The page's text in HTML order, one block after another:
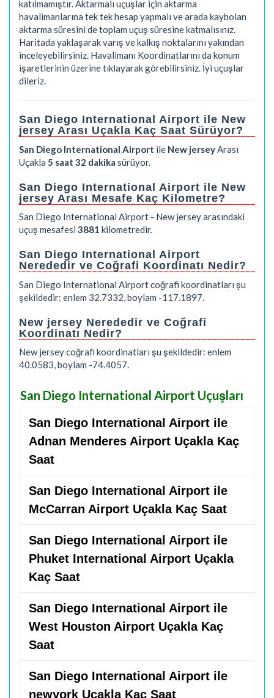
katılmamıştır. Aktarmalı uçuşlar için aktarma
havalimanlarına tek tek hesap yapmalı ve arada kaybolan
aktarma süresini de toplam uçuş süresine katmalısınız.
Haritada yaklaşarak varış ve kalkış noktalarını yakından
inceleyebilirsiniz. Havalimanı Koordinatlarını da konum
işaretlerinin üzerine tıklayarak görebilirsiniz. İyi uçuşlar
dileriz.
San Diego International Airport ile New
jersey Arası Uçakla Kaç Saat Sürüyor?
San Diego International Airport ile New jersey Arası
Uçakla 5 saat 32 dakika sürüyor.
San Diego International Airport ile New
jersey Arası Mesafe Kaç Kilometre?
San Diego International Airport - New jersey arasındaki
uçuş mesafesi 3881 kilometredir.
San Diego International Airport
Nerededir ve Coğrafi Koordinatı Nedir?
San Diego International Airport coğrafi koordinatları şu
şekildedir: enlem 32.7332, boylam -117.1897.
New jersey Nerededir ve Coğrafi
Koordinatı Nedir?
New jersey coğrafi koordinatları şu şekildedir: enlem
40.0583, boylam -74.4057.
San Diego International Airport Uçuşları
San Diego International Airport ile
Adnan Menderes Airport Uçakla Kaç
Saat
San Diego International Airport ile
McCarran Airport Uçakla Kaç Saat
San Diego International Airport ile
Phuket International Airport Uçakla
Kaç Saat
San Diego International Airport ile
West Houston Airport Uçakla Kaç
Saat
San Diego International Airport ile
newyork Uçakla Kaç Saat